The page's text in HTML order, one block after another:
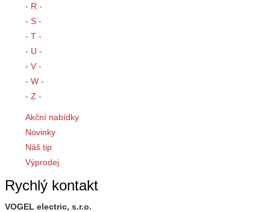
- R -
- S -
- T -
- U -
- V -
- W -
- Z -
Akční nabídky
Novinky
Náš tip
Výprodej
Rychlý kontakt
VOGEL electric, s.r.o.